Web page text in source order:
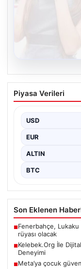
Kelebek.Org
Adresi Ve
kurması büyük
Günümüzde…
Piyasa Verileri
USD
EUR
ALTIN
BTC
Son Eklenen
■Fenerbahçe,
rüyası olacak
■Kelebek.Org İle
Deneyimi
■Meta’ya çocuk